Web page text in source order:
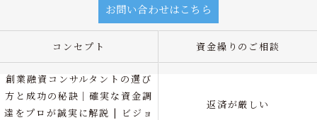
お問い合わせはこちら
コンセプト 資金繰りのご相談
創業融資コンサルタントの選び
方と成功の秘訣｜確実な資金調
達をプロが誠実に解説 | ビジョ
返済が厳しい